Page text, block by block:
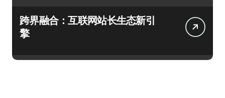
跨界融合：互联网站长生态新引
擎